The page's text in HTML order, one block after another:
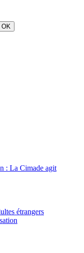
OK
: La Cimade agit
étrangers